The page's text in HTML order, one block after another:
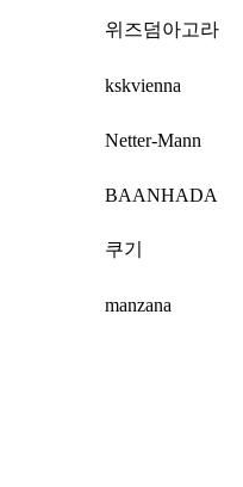
위즈덤아고라
kskvienna
Netter-Mann
BAANHADA
쿠기
manzana